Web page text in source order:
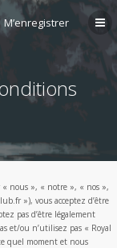
M’enregistrer
« nous », « notre », « nos »,
»), vous acceptez d’être
pas d’être légalement
et/ou n’utilisez pas « Royal
quel moment et nous